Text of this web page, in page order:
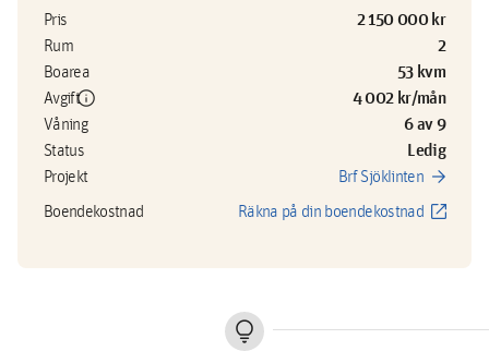
Pris 2 150 000 kr
Rum 2
Boarea 53 kvm
Avgiftinfo 4 002 kr/mån
Våning 6 av 9
Status Ledig
Projekt Brf Sjöklinten arrow_forward
Boendekostnad Räkna på din boendekostnad open_in_new
lightbulb